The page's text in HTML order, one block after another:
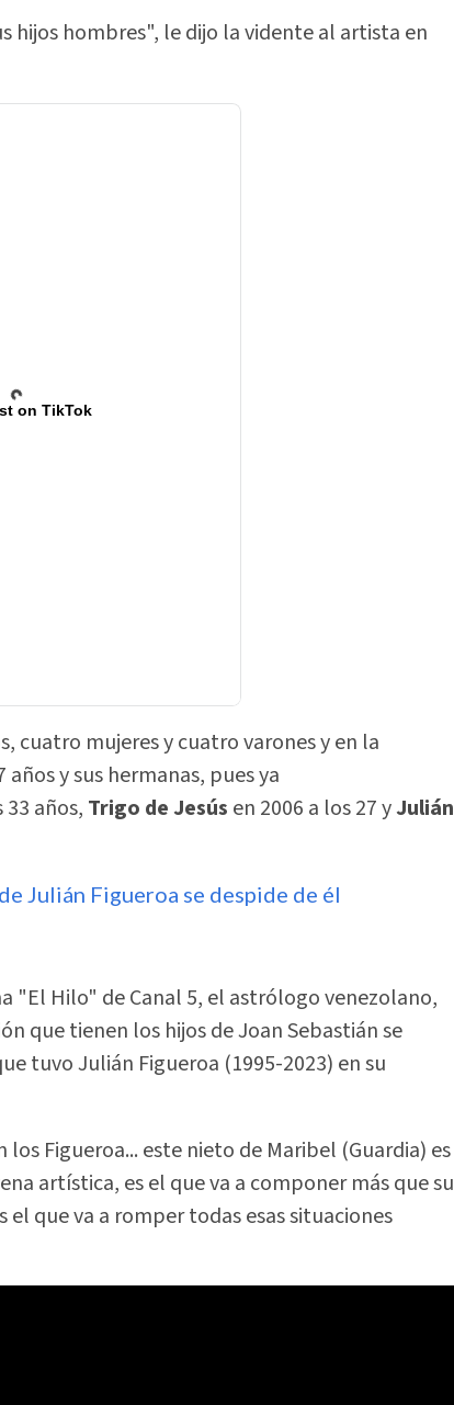
hijos hombres", le dijo la vidente al artista en
on TikTok
cuatro mujeres y cuatro varones y en la
y sus hermanas, pues ya
33 años, Trigo de Jesús en 2006 a los 27 yJulián
Julián Figueroa se despide de él
"El Hilo" de Canal 5, el astrólogo venezolano,
que tienen los hijos de Joan Sebastián se
tuvo Julián Figueroa (1995-2023) en su
Figueroa... este nieto de Maribel (Guardia) es
artística, es el que va a componer más que su
que va a romper todas esas situaciones